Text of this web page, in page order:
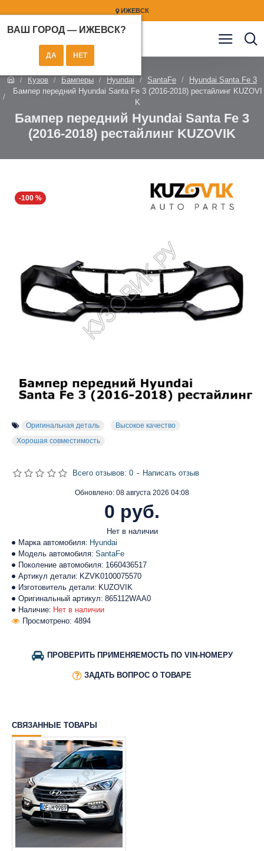
ИЖЕВСК
ВАШ ГОРОД — ИЖЕВСК?
Кузов Бамперы Hyundai SantaFe
Hyundai Santa Fe 3
Бампер передний Hyundai Santa Fe 3 (2016-2018) рестайлинг KUZOVI
K
Бампер передний Hyundai Santa Fe 3
(2016-2018) рестайлинг KUZOVIK
-100 %
Оригинальная деталь
Высокое качество
Хорошая совместимость
Наличие: Нет в наличии
Марка автомобиля: Hyundai
Модель автомобиля: SantaFe
Поколение автомобиля: 1660436517
Артикул детали: KZVK0100075570
Изготовитель детали: KUZOVIK
Оригинальный артикул: 865112WAA0
Просмотрено: 4894
Обновлено: 08 августа 2026 04:08
Нет в наличии
Всего отзывов: 0 - Написать отзыв
0 руб.
ПРОВЕРИТЬ ПРИМЕНЯЕМОСТЬ ПО VIN-НОМЕРУ
ЗАДАТЬ ВОПРОС О ТОВАРЕ
СВЯЗАННЫЕ ТОВАРЫ